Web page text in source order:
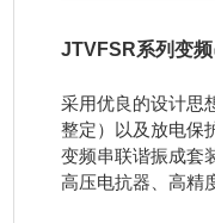
JTVFSR系列变
采用优良的设计思
整定）以及放电保
变频串联谐振成套
高压电抗器、高精